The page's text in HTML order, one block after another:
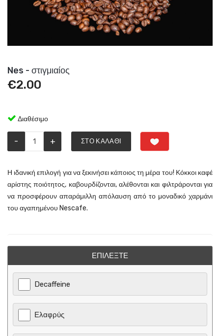
Nes - στιγμιαίος
€2.00
Διαθέσιμο
- + ΣΤΟ ΚΑΛΆΘΙ
Η ιδανική επιλογή για να ξεκινήσει κάποιος τη μέρα του! Κόκκοι καφέ
αρίστης ποιότητος, καβουρδίζονται, αλέθονται και φιλτράρονται για
να προσφέρουν απαράμιλλη απόλαυση από το μοναδικό χαρμάνι
του αγαπημένου Nescafe.
ΕΠΙΛΈΞΤΕ
Decaffeine
Ελαφρύς